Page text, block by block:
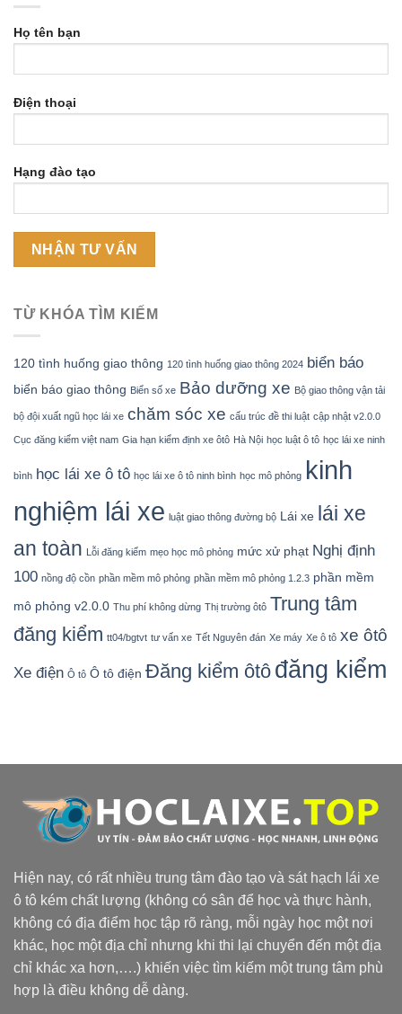
Họ tên bạn
Điện thoại
Hạng đào tạo
TỪ KHÓA TÌM KIẾM
120 tình huống giao thông 120 tình huống giao thông 2024 biển báo
biển báo giao thông Biển số xe Bảo dưỡng xe Bộ giao thông vận tải
bộ đội xuất ngũ học lái xe chăm sóc xe cấu trúc đề thi luật cập nhật v2.0.0
Cục đăng kiểm việt nam Gia hạn kiểm định xe ôtô Hà Nội học luật ô tô học lái xe ninh
bình học lái xe ô tô học lái xe ô tô ninh bình học mô phỏng kinh
nghiệm lái xe luật giao thông đường bộ Lái xe
lái xe
an toàn
Lỗi đăng kiểm mẹo học mô phỏng mức xử phạt Nghị định
100 nồng độ cồn phần mềm mô phỏng phần mềm mô phỏng 1.2.3 phần mềm
mô phỏng v2.0.0 Thu phí không dừng Thị trường ôtô Trung tâm
đăng kiểm tt04/bgtvt tư vấn xe Tết Nguyên đán Xe máy Xe ô tô xe ôtô
Xe điện Ô tô Ô tô điện Đăng kiểm ôtô đăng kiểm
Hiện nay, có rất nhiều trung tâm đào tạo và sát hạch lái xe
ô tô kém chất lượng (không có sân để học và thực hành,
không có địa điểm học tập rõ ràng, mỗi ngày học một nơi
khác, học một địa chỉ nhưng khi thi lại chuyển đến một địa
chỉ khác xa hơn,….) khiến việc tìm kiếm một trung tâm phù
hợp là điều không dễ dàng.